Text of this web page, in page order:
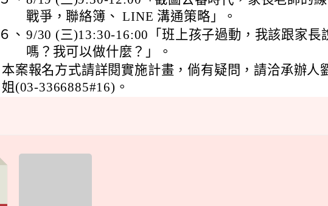
戰爭，聯絡簿、 LINE 溝通策略」。
６、 9/30 (三)13:30-16:00「班上孩子過動，我該跟家長
嗎？我可以做什麼？」。
本案報名方式請詳閱實施計畫，倘有疑問，請洽承辦人
姐(03-3366885#16)。